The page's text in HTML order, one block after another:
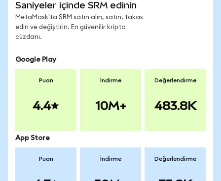
Saniyeler içinde SRM edinin
MetaMask'ta SRM satın alın, satın, takas
edin ve değiştirin. En güvenilir kripto
cüzdanı.
Google Play
Puan
4.4
İndirme
10M+
Değerlendirme
483.8K
App Store
Puan İndirme Değerlendirme